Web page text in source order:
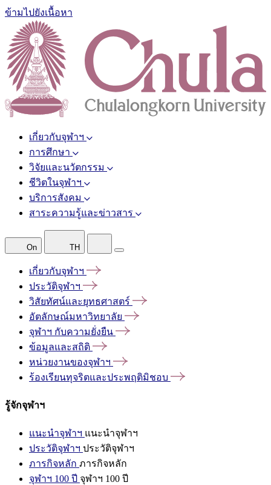
ข้ามไปยังเนื้อหา
เกี่ยวกับจุฬาฯ
การศึกษา
วิจัยและนวัตกรรม
ชีวิตในจุฬาฯ
บริการสังคม
สาระความรู้และข่าวสาร
On TH
เกี่ยวกับจุฬาฯ
ประวัติจุฬาฯ
วิสัยทัศน์และยุทธศาสตร์
อัตลักษณ์มหาวิทยาลัย
จุฬาฯ กับความยั่งยืน
ข้อมูลและสถิติ
หน่วยงานของจุฬาฯ
ร้องเรียนทุจริตและประพฤติมิชอบ
รู้จักจุฬาฯ
แนะนำจุฬาฯ แนะนำจุฬาฯ
ประวัติจุฬาฯ ประวัติจุฬาฯ
ภารกิจหลัก ภารกิจหลัก
จุฬาฯ 100 ปี จุฬาฯ 100 ปี